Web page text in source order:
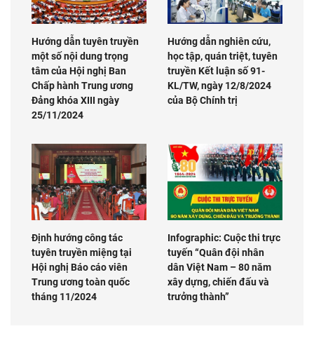
Hướng dẫn tuyên truyền
một số nội dung trọng
tâm của Hội nghị Ban
Chấp hành Trung ương
Đảng khóa XIII ngày
25/11/2024
Hướng dẫn nghiên cứu,
học tập, quán triệt, tuyên
truyền Kết luận số 91-
KL/TW, ngày 12/8/2024
của Bộ Chính trị
Định hướng công tác
tuyên truyền miệng tại
Hội nghị Báo cáo viên
Trung ương toàn quốc
tháng 11/2024
Infographic: Cuộc thi trực
tuyến “Quân đội nhân
dân Việt Nam – 80 năm
xây dựng, chiến đấu và
trưởng thành”